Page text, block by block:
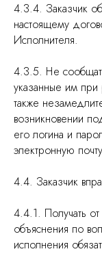
4.3.4. Заказчик
настоящему
Исполнителя.
4.3.5. Не
указанные им при
также
возникновении
его логина и
электронную
4.4. Заказчик
4.4.1. Получать
объяснения по
исполнения